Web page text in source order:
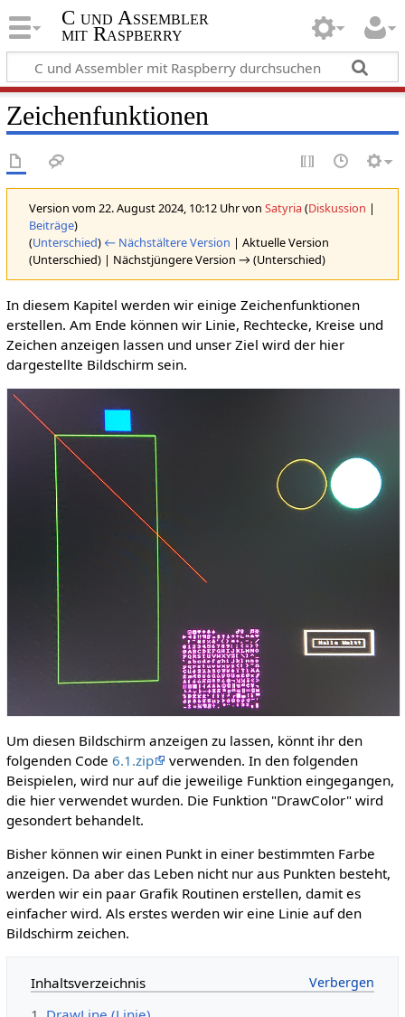
C und Assembler
mit Raspberry
Zeichenfunktionen
Version vom 22. August 2024, 10:12 Uhr von Satyria(Diskussion |
Beiträge)
(Unterschied) ← Nächstältere Version | Aktuelle Version
(Unterschied) | Nächstjüngere Version → (Unterschied)
In diesem Kapitel werden wir einige Zeichenfunktionen
erstellen. Am Ende können wir Linie, Rechtecke, Kreise und
Zeichen anzeigen lassen und unser Ziel wird der hier
dargestellte Bildschirm sein.
Um diesen Bildschirm anzeigen zu lassen, könnt ihr den
folgenden Code 6.1.zip
verwenden. In den folgenden
Beispielen, wird nur auf die jeweilige Funktion eingegangen,
die hier verwendet wurden. Die Funktion "DrawColor" wird
gesondert behandelt.
Bisher können wir einen Punkt in einer bestimmten Farbe
anzeigen. Da aber das Leben nicht nur aus Punkten besteht,
werden wir ein paar Grafik Routinen erstellen, damit es
einfacher wird. Als erstes werden wir eine Linie auf den
Bildschirm zeichen.
Inhaltsverzeichnis